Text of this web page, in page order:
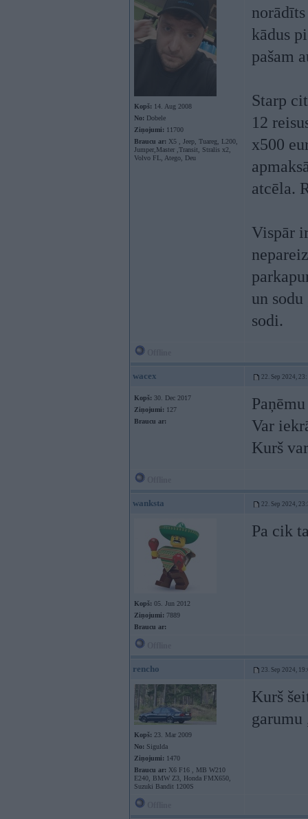
Kopš: 14. Aug 2008
No: Dobele
Ziņojumi: 11700
Braucu ar: X5 , Jeep, Tuareg, L200,
Jumper,Master ,Transit, Stralis x2,
Volvo FL, Atego, Deu
kādus
pašam
Starp
12
x500
atcēla.
Vispār
un
sodi.
wacex 22. Sep 2024,
Kopš: 30. Dec 2017
Ziņojumi: 127
Braucu ar:
Var
Kurš
wanksta 22. Sep 2024,
Kopš: 05. Jun 2012
Ziņojumi: 7889
Braucu ar:
Pa cik
rencho 23. Sep 2024,
Kopš: 23. Mar 2009
No: Sigulda
Ziņojumi: 1470
Braucu ar: X6 F16 , MB W210
E240, BMW Z3, Honda FMX650,
Suzuki Bandit 1200S
Kurš
garumu